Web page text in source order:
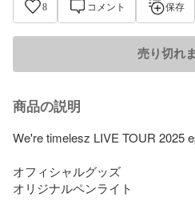
8 コメント 保存
売り切れ
商品の説明
We're timelesz LIVE TOUR 2025
オフィシャルグッズ
オリジナルペンライト